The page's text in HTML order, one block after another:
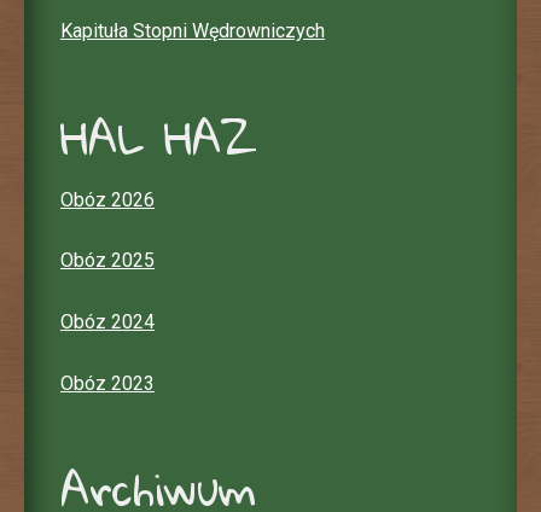
Kapituła Stopni Wędrowniczych
HAL HAZ
Obóz 2026
Obóz 2025
Obóz 2024
Obóz 2023
Archiwum